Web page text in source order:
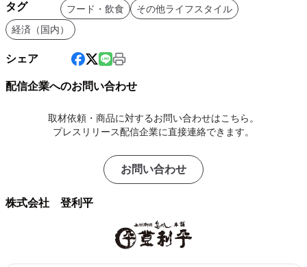
タグ フード・飲食
その他ライフスタイル
経済（国内）
シェア
配信企業へのお問い合わせ
取材依頼・商品に対するお問い合わせはこちら。
プレスリリース配信企業に直接連絡できます。
お問い合わせ
株式会社 登利平